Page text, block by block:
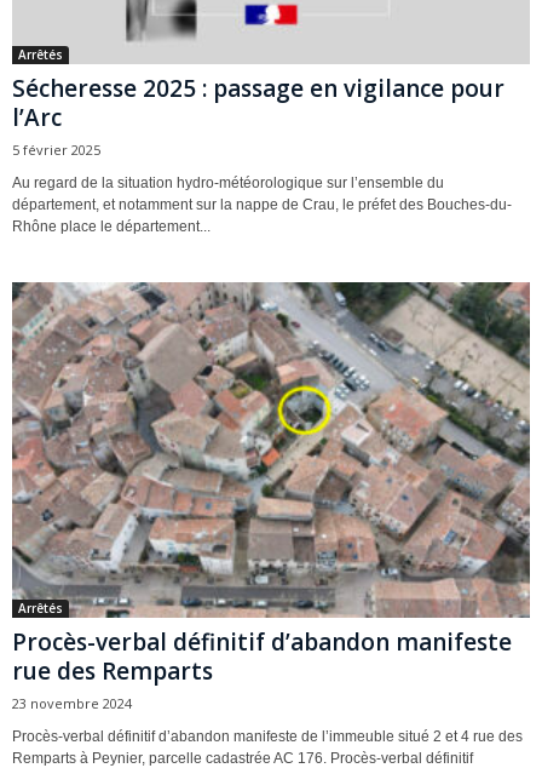
Arrêtés
Sécheresse 2025 : passage en vigilance pour
l’Arc
5 février 2025
Au regard de la situation hydro-météorologique sur l’ensemble du
département, et notamment sur la nappe de Crau, le préfet des Bouches-du-
Rhône place le département...
Arrêtés
Procès-verbal définitif d’abandon manifeste
rue des Remparts
23 novembre 2024
Procès-verbal définitif d’abandon manifeste de l’immeuble situé 2 et 4 rue des
Remparts à Peynier, parcelle cadastrée AC 176. Procès-verbal définitif